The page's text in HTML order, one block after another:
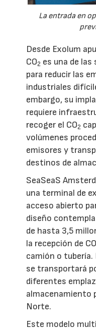
La entrada en
Desde Exolum
CO2 es una de
para reducir las
industriales
embargo, su
requiere
recoger el CO2
volúmenes
emisores y
destinos de
SeaSeaS
una terminal de
acceso abierto
diseño
de hasta 3,5
la recepción de CO
camión o tubería.
se transportará
diferentes
almacenamiento
Norte.
Este modelo